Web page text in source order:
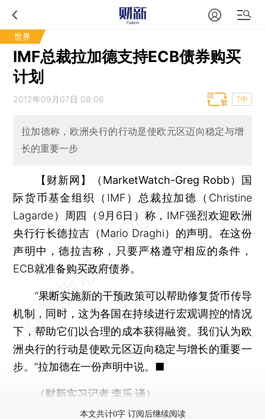
世界
IMF总裁拉加德支持ECB债券购买
计划
2012年09月07日 08:06 T中
拉加德称，欧洲央行的行动是使欧元区迈向稳定与增
长的重要一步
【财新网】（MarketWatch-Greg Robb）
国
际货币基金组织（IMF）总裁拉加德（Christine
Lagarde）周四（9月6日）称，IMF强烈欢迎欧洲
央行行长德拉吉（Mario Draghi）的声明。在这份
声明中，德拉吉称，只要严格遵守相应的条件，
ECB就准备购买政府债券。
“果断实施新的干预政策可以帮助修复货币传导
机制，同时，这为各国在持续进行宏观调控的情况
下，帮助它们以合理的成本获得融资。我们认为欧
洲央行的行动是使欧元区迈向稳定与增长的重要一
步。”拉加德在一份声明中说。■
（财新实习记者 李乐 译）
本文共计0字 订阅后继续阅读